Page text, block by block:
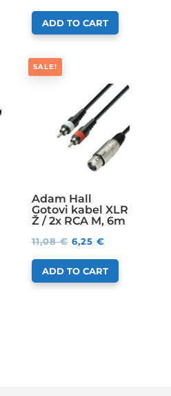
ADD TO CART
SALE!
Adam Hall
Gotovi kabel XLR
Ž / 2x RCA M, 6m
11,08€ 6,25€
ADD TO CART